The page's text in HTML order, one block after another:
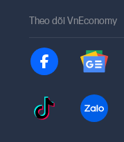
Theo dõi VnEconomy